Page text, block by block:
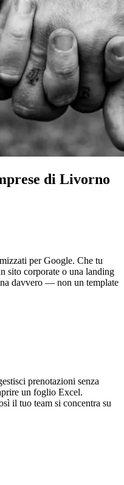
di Livorno
per Google. Che tu
sito corporate o una landing
davvero — non un template
prenotazioni senza
un foglio Excel.
il tuo team si concentra su